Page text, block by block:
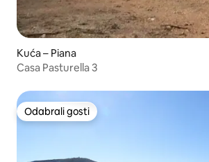
Kuća – Piana
Casa Pasturella 3
Odabrali gosti
Odabrali gosti